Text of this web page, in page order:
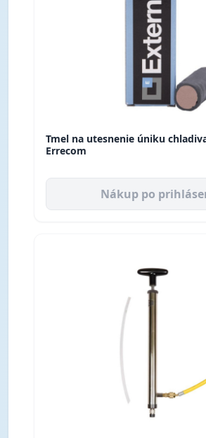
Tmel na utesnenie úniku chladiva
Errecom
Nákup po